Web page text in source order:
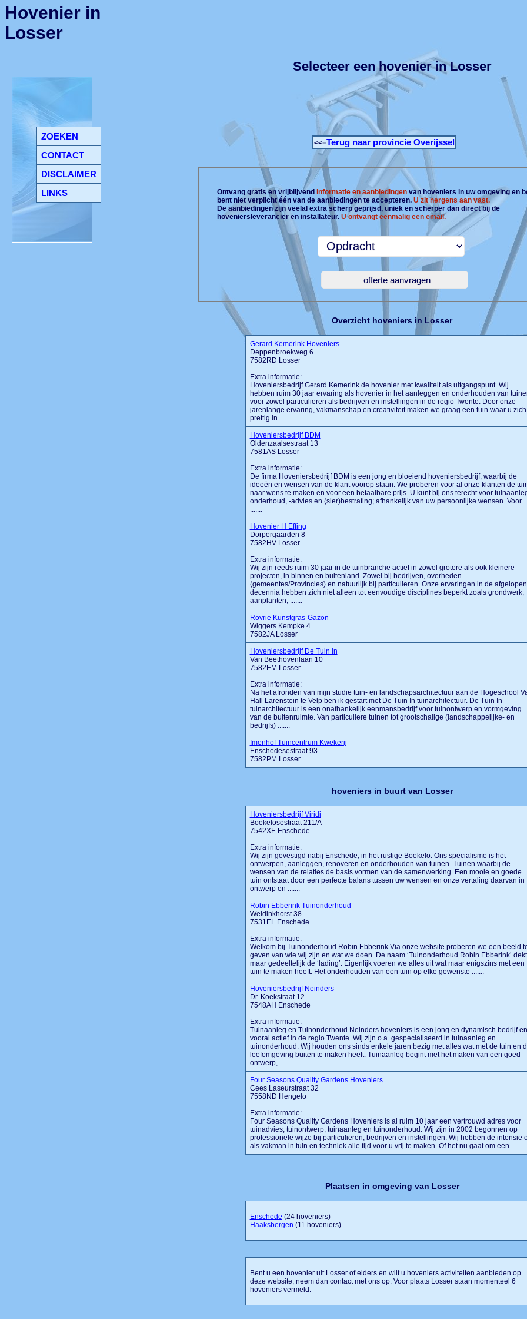
ZOEKEN
CONTACT
DISCLAIMER
LINKS
Hovenier in
Losser
Selecteer een hovenier in Losser
<<=Terug naar provincie Overijssel
Ontvang gratis en vrijblijvend informatie en aanbiedingenvan hoveniers in uw omgeving en
bent niet verplicht één van de aanbiedingen te accepteren. U zit nergens aan vast.
De aanbiedingen zijn veelal extra scherp geprijsd, uniek en scherper dan direct bij de
hoveniersleverancier en installateur. U ontvangt eenmalig een email.
Overzicht hoveniers in Losser
Gerard Kemerink Hoveniers
Deppenbroekweg 6
7582RD Losser
Extra informatie:
Hoveniersbedrijf Gerard Kemerink de hovenier met kwaliteit als uitgangspunt. Wij
hebben ruim 30 jaar ervaring als hovenier in het aanleggen en onderhouden van
voor zowel particulieren als bedrijven en instellingen in de regio Twente. Door onze
jarenlange ervaring, vakmanschap en creativiteit maken we graag een tuin waar u zich
prettig in .......
Hoveniersbedrijf BDM
Oldenzaalsestraat 13
7581AS Losser
Extra informatie:
De firma Hoveniersbedrijf BDM is een jong en bloeiend hoveniersbedrijf, waarbij de
ideeën en wensen van de klant voorop staan. We proberen voor al onze klanten de
naar wens te maken en voor een betaalbare prijs. U kunt bij ons terecht voor
onderhoud, -advies en (sier)bestrating; afhankelijk van uw persoonlijke wensen. Voor
.......
Hovenier H Effing
Dorpergaarden 8
7582HV Losser
Extra informatie:
Wij zijn reeds ruim 30 jaar in de tuinbranche actief in zowel grotere als ook kleinere
projecten, in binnen en buitenland. Zowel bij bedrijven, overheden
(gemeentes/Provincies) en natuurlijk bij particulieren. Onze ervaringen in de afgelopen
decennia hebben zich niet alleen tot eenvoudige disciplines beperkt zoals grondwerk,
aanplanten, .......
Rovrie Kunstgras-Gazon
Wiggers Kempke 4
7582JA Losser
Hoveniersbedrijf De Tuin In
Van Beethovenlaan 10
7582EM Losser
Extra informatie:
Na het afronden van mijn studie tuin- en landschapsarchitectuur aan de Hogeschool
Hall Larenstein te Velp ben ik gestart met De Tuin In tuinarchitectuur. De Tuin In
tuinarchitectuur is een onafhankelijk eenmansbedrijf voor tuinontwerp en vormgeving
van de buitenruimte. Van particuliere tuinen tot grootschalige (landschappelijke- en
bedrijfs) .......
Imenhof Tuincentrum Kwekerij
Enschedesestraat 93
7582PM Losser
hoveniers in buurt van Losser
Hoveniersbedrijf Viridi
Boekelosestraat 211/A
7542XE Enschede
Extra informatie:
Wij zijn gevestigd nabij Enschede, in het rustige Boekelo. Ons specialisme is het
ontwerpen, aanleggen, renoveren en onderhouden van tuinen. Tuinen waarbij de
wensen van de relaties de basis vormen van de samenwerking. Een mooie en goede
tuin ontstaat door een perfecte balans tussen uw wensen en onze vertaling daarvan in
ontwerp en .......
Robin Ebberink Tuinonderhoud
Weldinkhorst 38
7531EL Enschede
Extra informatie:
Welkom bij Tuinonderhoud Robin Ebberink Via onze website proberen we een beeld
geven van wie wij zijn en wat we doen. De naam ‘Tuinonderhoud Robin Ebberink’ dekt
maar gedeeltelijk de ‘lading’. Eigenlijk voeren we alles uit wat maar enigszins met een
tuin te maken heeft. Het onderhouden van een tuin op elke gewenste .......
Hoveniersbedrijf Neinders
Dr. Koekstraat 12
7548AH Enschede
Extra informatie:
Tuinaanleg en Tuinonderhoud Neinders hoveniers is een jong en dynamisch bedrijf en
vooral actief in de regio Twente. Wij zijn o.a. gespecialiseerd in tuinaanleg en
tuinonderhoud. Wij houden ons sinds enkele jaren bezig met alles wat met de tuin en
leefomgeving buiten te maken heeft. Tuinaanleg begint met het maken van een goed
ontwerp, .......
Four Seasons Quality Gardens Hoveniers
Cees Laseurstraat 32
7558ND Hengelo
Extra informatie:
Four Seasons Quality Gardens Hoveniers is al ruim 10 jaar een vertrouwd adres voor
tuinadvies, tuinontwerp, tuinaanleg en tuinonderhoud. Wij zijn in 2002 begonnen op
professionele wijze bij particulieren, bedrijven en instellingen. Wij hebben de intensie
als vakman in tuin en techniek alle tijd voor u vrij te maken. Of het nu gaat om een .......
Plaatsen in omgeving van Losser
Enschede (24 hoveniers)
Haaksbergen (11 hoveniers)
Bent u een hovenier uit Losser of elders en wilt u hoveniers activiteiten aanbieden op
deze website, neem dan contact met ons op. Voor plaats Losser staan momenteel 6
hoveniers vermeld.